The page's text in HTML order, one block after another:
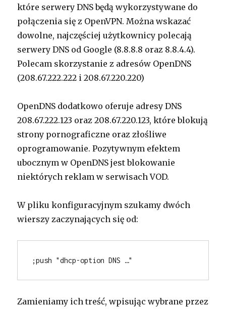
które serwery DNS będą wykorzystywane do
połączenia się z OpenVPN. Można wskazać
dowolne, najczęściej użytkownicy polecają
serwery DNS od Google (8.8.8.8 oraz 8.8.4.4).
Polecam skorzystanie z adresów OpenDNS
(208.67.222.222 i 208.67.220.220)
OpenDNS dodatkowo oferuje adresy DNS
208.67.222.123 oraz 208.67.220.123, które blokują
strony pornograficzne oraz złośliwe
oprogramowanie. Pozytywnym efektem
ubocznym w OpenDNS jest blokowanie
niektórych reklam w serwisach VOD.
W pliku konfiguracyjnym szukamy dwóch
wierszy zaczynających się od:
;push "dhcp-option DNS …"
Zamieniamy ich treść, wpisując wybrane przez